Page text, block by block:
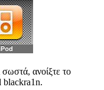
σωστά, ανοίξτε το
blackra1n.